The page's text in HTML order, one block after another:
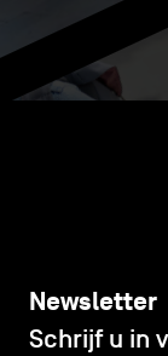
Newsletter
Schrijf u in